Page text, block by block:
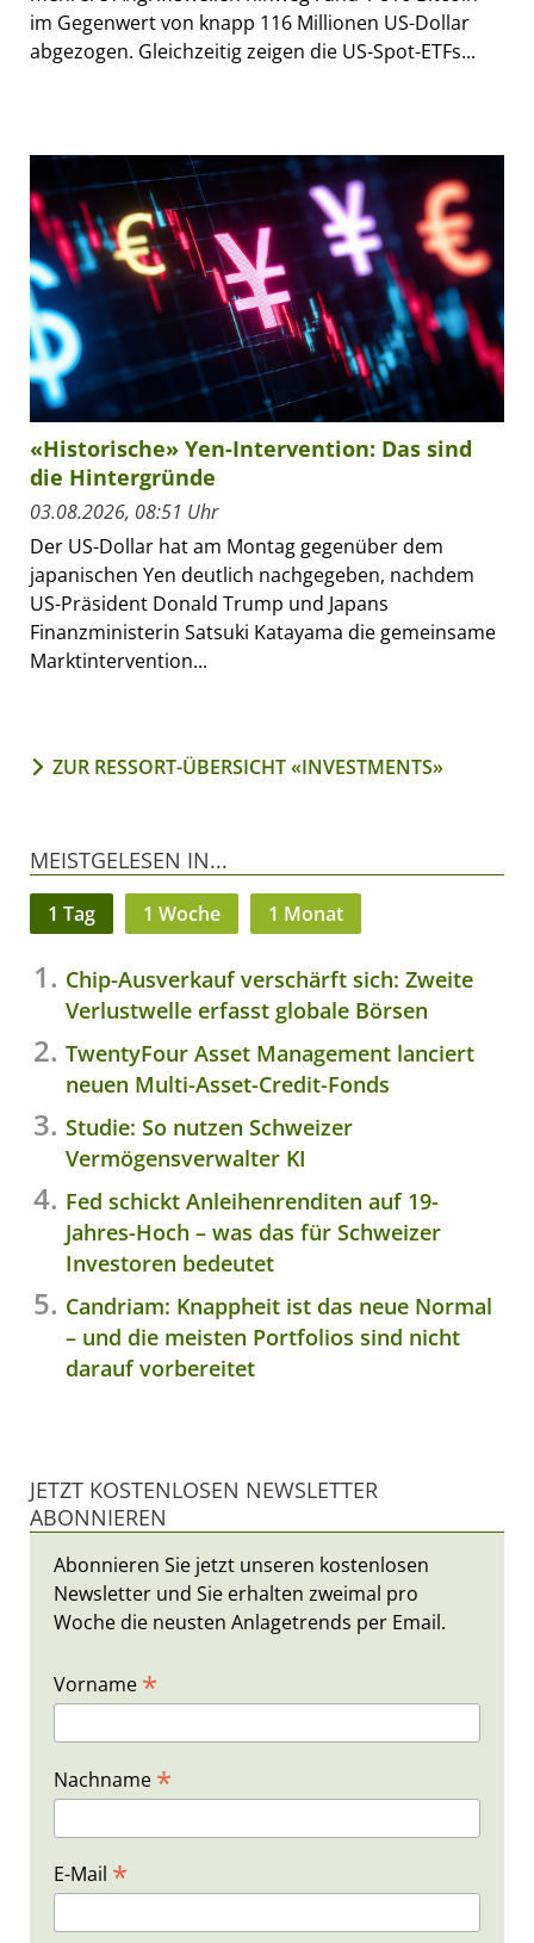
im Gegenwert von knapp 116 Millionen US-Dollar
abgezogen. Gleichzeitig zeigen die US-Spot-ETFs...
«Historische» Yen-Intervention: Das sind
die Hintergründe
03.08.2026, 08:51 Uhr
Der US-Dollar hat am Montag gegenüber dem
japanischen Yen deutlich nachgegeben, nachdem
US-Präsident Donald Trump und Japans
Finanzministerin Satsuki Katayama die gemeinsame
Marktintervention...
ZUR RESSORT-ÜBERSICHT «INVESTMENTS»
MEISTGELESEN IN...
1 Tag 1 Woche 1 Monat
Chip-Ausverkauf verschärft sich: Zweite
Verlustwelle erfasst globale Börsen
TwentyFour Asset Management lanciert
neuen Multi-Asset-Credit-Fonds
Studie: So nutzen Schweizer
Vermögensverwalter KI
Fed schickt Anleihenrenditen auf 19-
Jahres-Hoch – was das für Schweizer
Investoren bedeutet
Candriam: Knappheit ist das neue Normal
– und die meisten Portfolios sind nicht
darauf vorbereitet
JETZT KOSTENLOSEN NEWSLETTER
ABONNIEREN
Abonnieren Sie jetzt unseren kostenlosen
Newsletter und Sie erhalten zweimal pro
Woche die neusten Anlagetrends per Email.
Vorname *
Nachname *
E-Mail *